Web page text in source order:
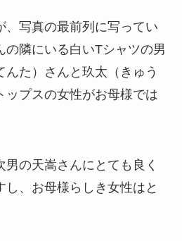
、写真の最前列に写ってい
の隣にいる白いTシャツの男
た）さんと玖太（きゅう
ップスの女性がお母様では
の天嵩さんにとても良く
し、お母様らしき女性はと